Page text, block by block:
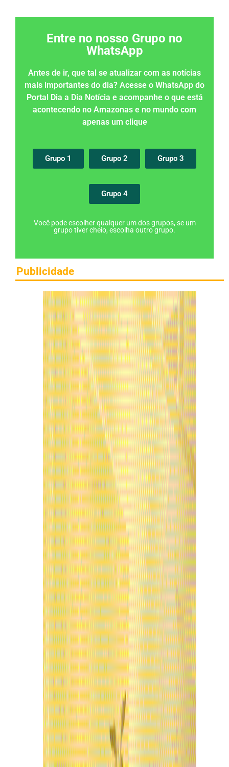
Entre no nosso Grupo no
WhatsApp
Antes de ir, que tal se atualizar com as notícias
mais importantes do dia? Acesse o WhatsApp do
Portal Dia a Dia Notícia e acompanhe o que está
acontecendo no Amazonas e no mundo com
apenas um clique
Grupo 1 Grupo 2 Grupo 3
Grupo 4
Você pode escolher qualquer um dos grupos, se um
grupo tiver cheio, escolha outro grupo.
Publicidade